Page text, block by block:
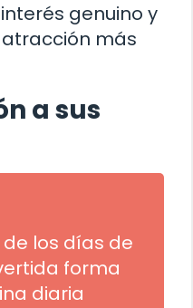
genuino y
más
a sus
los días de
forma
diaria